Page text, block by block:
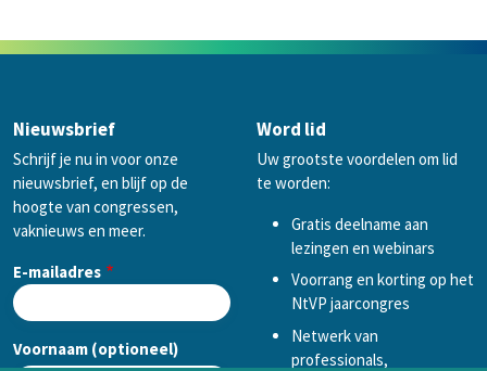
Nieuwsbrief
Schrijf je nu in voor onze
nieuwsbrief, en blijf op de
hoogte van congressen,
vaknieuws en meer.
E-mailadres
Voornaam (optioneel)
Word lid
Uw grootste voordelen om lid
te worden:
Gratis deelname aan
lezingen en webinars
Voorrang en korting op het
NtVP jaarcongres
Netwerk van
professionals,